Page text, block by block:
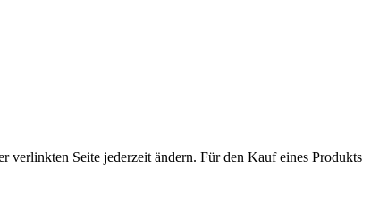
verlinkten Seite jederzeit ändern. Für den Kauf eines Produkts